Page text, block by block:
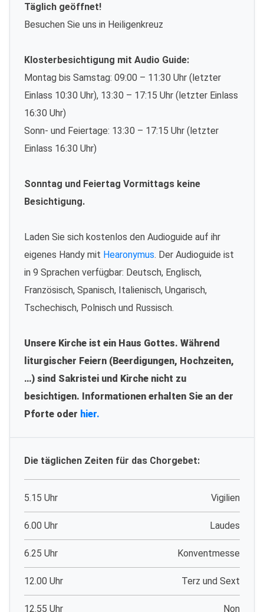
Täglich geöffnet!
Besuchen Sie uns in Heiligenkreuz
Klosterbesichtigung mit Audio Guide:
Montag bis Samstag: 09:00 – 11:30 Uhr (letzter
Einlass 10:30 Uhr), 13:30 – 17:15 Uhr (letzter Einlass
16:30 Uhr)
Sonn- und Feiertage: 13:30 – 17:15 Uhr (letzter
Einlass 16:30 Uhr)
Sonntag und Feiertag Vormittags keine
Besichtigung.
Laden Sie sich kostenlos den Audioguide auf ihr
eigenes Handy mit Hearonymus. Der Audioguide ist
in 9 Sprachen verfügbar: Deutsch, Englisch,
Französisch, Spanisch, Italienisch, Ungarisch,
Tschechisch, Polnisch und Russisch.
Unsere Kirche ist ein Haus Gottes. Während
liturgischer Feiern (Beerdigungen, Hochzeiten,
…) sind Sakristei und Kirche nicht zu
besichtigen. Informationen erhalten Sie an der
Pforte oder hier.
Die täglichen Zeiten für das Chorgebet:
5.15 Uhr Vigilien
6.00 Uhr Laudes
6.25 Uhr Konventmesse
12.00 Uhr Terz und Sext
12.55 Uhr Non